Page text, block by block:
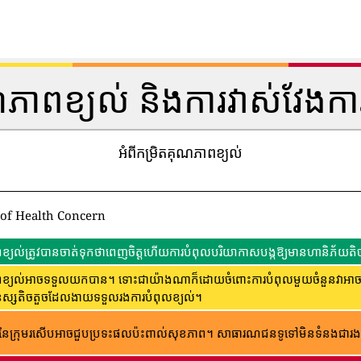
ពខ្យល់ និងការវាស់វែងក
អំពីកម្រិតគុណភាពខ្យល់
Health Concern
ល់ត្រូវបានចាត់ទុកថាពេញចិត្តហើយការបំពុលបរិយាកាសបង្កឱ្យមានហានិភ័យតិ
ល់អាចទទួលយកបាន។ ទោះជាយ៉ាងណាក៏ដោយចំពោះការបំពុលមួយចំនួនវាអាចម
ស្សតិចតួចដែលងាយទទួលរងការបំពុលខ្យល់។
ក្រុមរសើបអាចជួបប្រទះផលប៉ះពាល់សុខភាព។ សាធារណជន​ទូទៅ​មិន​ទំនង​ជា​រ